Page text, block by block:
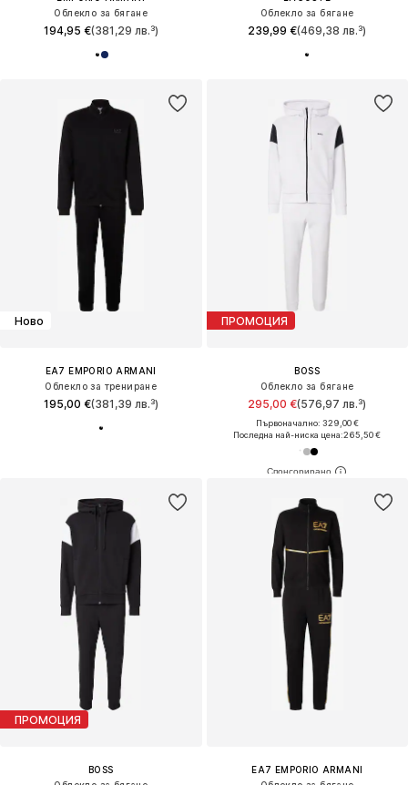
Облекло за бягане
194,95 €(381,29 лв.³)
Облекло за бягане
239,99 €(469,38 лв.³)
Ново
EA7 EMPORIO ARMANI
Облекло за трениране
195,00 €(381,39 лв.³)
ПРОМОЦИЯ
BOSS
Облекло за бягане
295,00 €(576,97 лв.³)
Първоначално: 329,00 €
Последна най-ниска цена:265,50 €
ПРОМОЦИЯ
BOSS
EA7 EMPORIO ARMANI